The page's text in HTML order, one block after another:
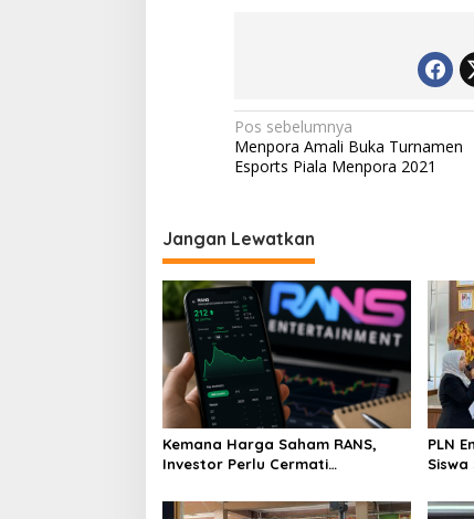
Navigasi
pos
Pos sebelumnya
Menpora Amali Buka Turnamen
Esports Piala Menpora 2021
Jangan Lewatkan
Kemana Harga Saham RANS,
Investor Perlu Cermati
Spekulasi Berlebihan
PLN
Siswa SMK